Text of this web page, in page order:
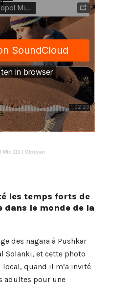
Mix 111 | Gipsyan
les temps forts de
dans le monde de la
des nagara à Pushkar
Solanki, et cette photo
local, quand il m’a invité
adultes pour une